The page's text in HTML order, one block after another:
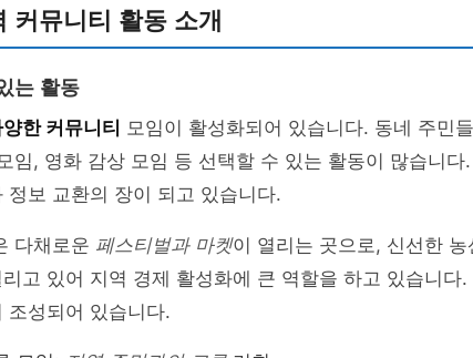
커뮤니티 활동 소개
는 활동
한 커뮤니티 모임이 활성화되어 있습니다. 동네 주민
임, 영화 감상 모임 등 선택할 수 있는 활동이 많습니다
정보 교환의 장이 되고 있습니다.
다채로운 페스티벌과 마켓이 열리는 곳으로, 신선한
고 있어 지역 경제 활성화에 큰 역할을 하고 있습니다
조성되어 있습니다.